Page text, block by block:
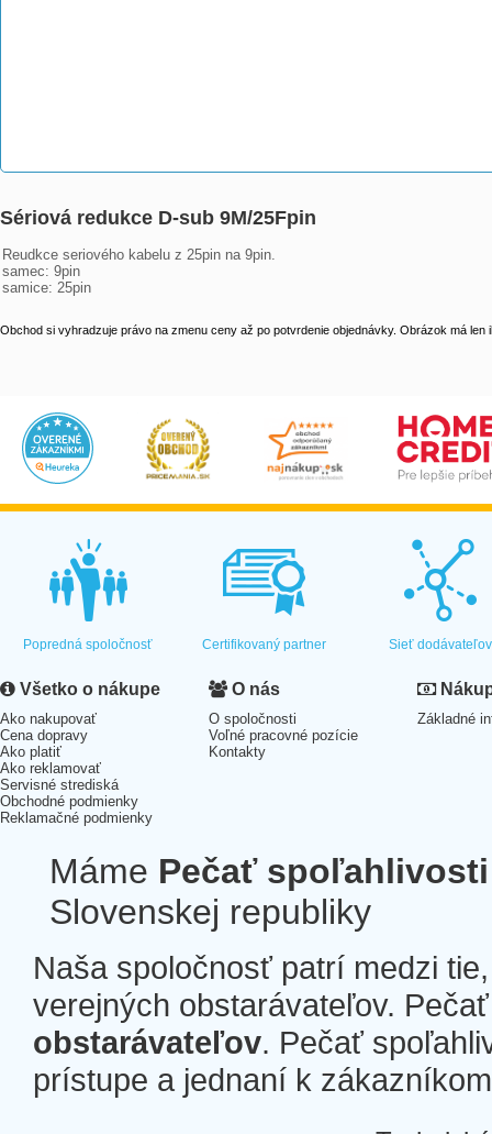
Sériová redukce D-sub 9M/25Fpin
Reudkce seriového kabelu z 25pin na 9pin.
samec: 9pin
samice: 25pin
Obchod si vyhradzuje právo na zmenu ceny až po potvrdenie objednávky. Obrázok má len
Popredná spoločnosť Certifikovaný partner Sieť dodávateľov
Všetko o nákupe
Ako nakupovať
Cena dopravy
Ako platiť
Ako reklamovať
Servisné strediská
Obchodné podmienky
Reklamačné podmienky
O nás
O spoločnosti
Voľné pracovné pozície
Kontakty
Základné
Máme Pečať spoľahlivosti
Slovenskej republiky
Naša spoločnosť patrí medzi
verejných obstarávateľov.
obstarávateľov. Pečať
prístupe a jednaní k